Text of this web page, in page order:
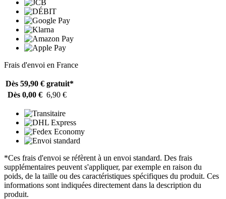
Frais d'envoi en France
Dès 59,90 € gratuit*
Dès 0,00 € 6,90 €
*Ces frais d'envoi se réfèrent à un envoi standard. Des frais
supplémentaires peuvent s'appliquer, par exemple en raison du
poids, de la taille ou des caractéristiques spécifiques du produit. Ces
informations sont indiquées directement dans la description du
produit.